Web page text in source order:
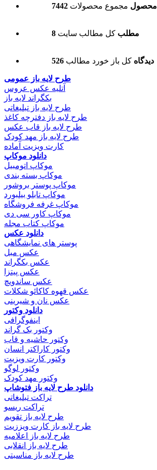
7442 محصول مجموع محصولات
8 مطلب کل مطالب سایت
526 دیدگاه کل باز خورد مطالب
طرح لایه باز عمومی
آتلیه عکس عروس
بکگراند لایه باز
طرح لایه باز تبلیغاتی
طرح لایه باز دفترچه کاغذ
طرح لایه باز قاب عکس
طرح لایه باز مهد کودک
کارت ویزیت آماده
دانلود موکاپ
موکاپ اتومبیل
موکاپ بسته بندی
موکاپ پوستر بروشور
موکاپ تابلو بیلبورد
موکاپ غرفه فروشگاه
موکاپ کاور سی دی
موکاپ کتاب مجله
دانلود عکس
پوستر های نمایشگاهی
عکس مبل
عکس بکگراند
عکس پیتزا
عکس ساندویچ
عکس قهوه کاکائو شکلات
عکس نان و شیرینی
دانلود وکتور
اینفوگرافی
وکتور بک گراند
وکتور حاشیه و قاب
وکتور کاراکتر انسان
وکتور کارت ویزیت
وکتور لوگو
وکتور مهد کودک
دانلود طرح لایه باز فتوشاپ
تراکت تبلیغاتی
تراکت ریسو
طرح لایه باز تقویم
طرح لایه باز کارت ویززیت
طرح لایه باز اعلامیه
طرح لایه باز انقلابی
طرح لایه باز مناسبتی